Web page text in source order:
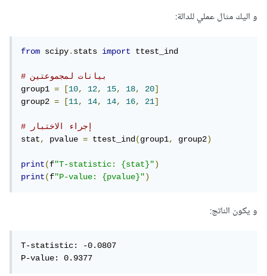
و اليك مثال عملي للدالة:
from scipy.stats import ttest_ind
# بيانات لمجموعتين
group1 = [10, 12, 15, 18, 20]
group2 = [11, 14, 14, 16, 21]
# إجراء الاختبار
stat, pvalue = ttest_ind(group1, group2)
print(f"T-statistic: {stat}")
print(f"P-value: {pvalue}")
و يكون الناتج:
T-statistic: -0.0807
P-value: 0.9377